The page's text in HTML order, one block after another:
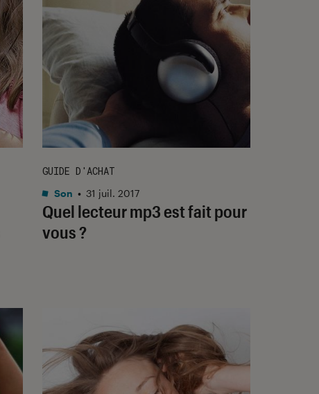
Quel lecteur mp3 est fait pour
vous ?
GUIDE D'ACHAT
Son • 31 juil. 2017